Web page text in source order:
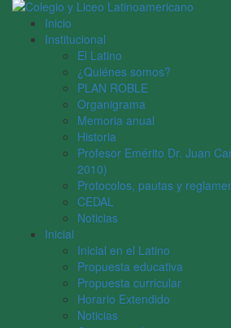
Inicio
Institucional
El Latino
¿Quiénes somos?
PLAN ROBLE
Organigrama
Memoria anual
Historia
Profesor Emérito Dr. Juan
2010)
Protocolos, pautas y
CEDAL
Noticias
Inicial
Inicial en el Latino
Propuesta educativa
Propuesta curricular
Horario Extendido
Noticias